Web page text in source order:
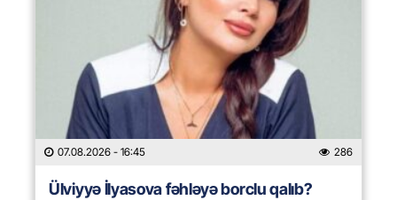
07.08.2026 - 16:45 286
Ülviyyə İlyasova fəhləyə borclu qalıb?